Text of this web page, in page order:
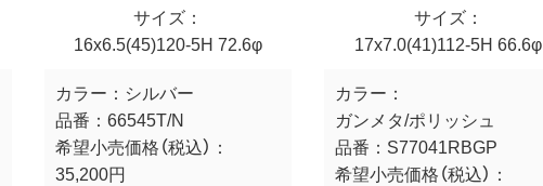
サイズ：
16x6.5(45)120-5H 72.6φ
カラー： シルバー
品番： 66545T/N
希望小売価格（税込）：
35,200円
サイズ：
17x7.0(41)112-5H 66.6φ
カラー：
ガンメタ/ポリッシュ
品番： S77041RBGP
希望小売価格（税込）：